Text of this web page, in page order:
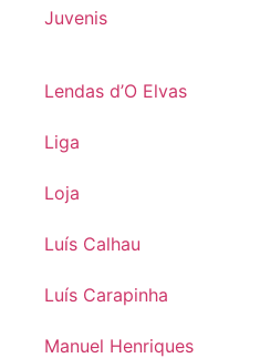
Juvenis
Lendas d’O Elvas
Liga
Loja
Luís Calhau
Luís Carapinha
Manuel Henriques